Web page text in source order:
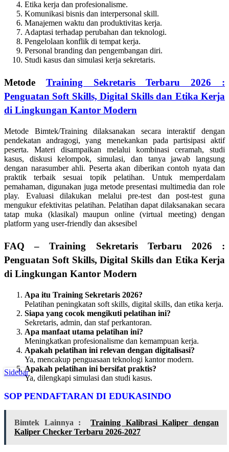
Etika kerja dan profesionalisme.
Komunikasi bisnis dan interpersonal skill.
Manajemen waktu dan produktivitas kerja.
Adaptasi terhadap perubahan dan teknologi.
Pengelolaan konflik di tempat kerja.
Personal branding dan pengembangan diri.
Studi kasus dan simulasi kerja sekretaris.
Metode Training Sekretaris Terbaru 2026 :
Penguatan Soft Skills, Digital Skills dan Etika Kerja
di Lingkungan Kantor Modern
Metode Bimtek/Training dilaksanakan secara interaktif dengan
pendekatan andragogi, yang menekankan pada partisipasi aktif
peserta. Materi disampaikan melalui kombinasi ceramah, studi
kasus, diskusi kelompok, simulasi, dan tanya jawab langsung
dengan narasumber ahli. Peserta akan diberikan contoh nyata dan
praktik terbaik sesuai topik pelatihan. Untuk memperdalam
pemahaman, digunakan juga metode presentasi multimedia dan role
play. Evaluasi dilakukan melalui pre-test dan post-test guna
mengukur efektivitas pelatihan. Pelatihan dapat dilaksanakan secara
tatap muka (klasikal) maupun online (virtual meeting) dengan
platform yang user-friendly dan aksesibel
FAQ – Training Sekretaris Terbaru 2026 :
Penguatan Soft Skills, Digital Skills dan Etika Kerja
di Lingkungan Kantor Modern
Apa itu Training Sekretaris 2026?
Pelatihan peningkatan soft skills, digital skills, dan etika kerja.
Siapa yang cocok mengikuti pelatihan ini?
Sekretaris, admin, dan staf perkantoran.
Apa manfaat utama pelatihan ini?
Meningkatkan profesionalisme dan kemampuan kerja.
Apakah pelatihan ini relevan dengan digitalisasi?
Ya, mencakup penguasaan teknologi kantor modern.
Apakah pelatihan ini bersifat praktis?
Ya, dilengkapi simulasi dan studi kasus.
SOP PENDAFTARAN DI EDUKASINDO
Bimtek Lainnya :
Training Kalibrasi Kaliper dengan
Kaliper Checker Terbaru 2026-2027
Sidebar